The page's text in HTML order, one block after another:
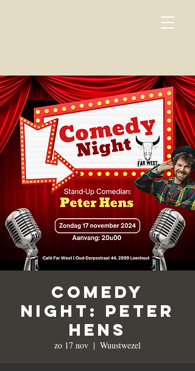
Comedy
Night: Peter
Hens
zo 17 nov
  |
Wuustwezel